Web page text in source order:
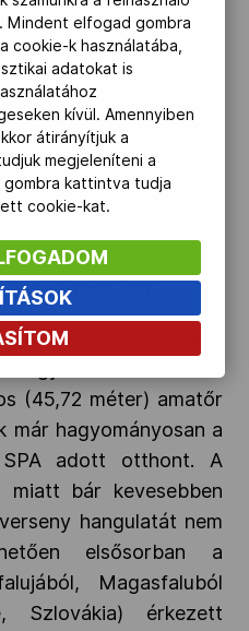
– a Nagy Béla
– emléktáblát állított
tiszteletére, aki a
tagja volt és haláláig
a Halmay-kör
Hagyományőrző
(45,72 méter) amatőr
már hagyományosan a
adott otthont. A
miatt bár kevesebben
hangulatát nem
elsősorban a
Magasfaluból
Szlovákia) érkezett
Mindent elfogad gombra
cookie-k használatába,
adatokat is
kívül. Amennyiben
átirányítjuk a
megjeleníteni a
gombra kattintva tudja
cookie-kat.